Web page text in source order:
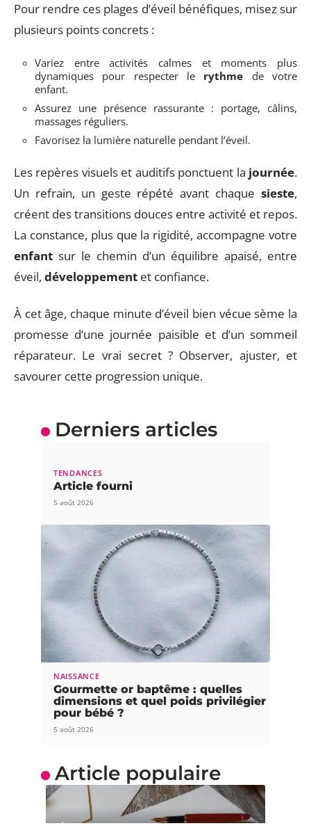
Pour rendre ces plages d’éveil bénéfiques, misez sur
plusieurs points concrets :
Variez entre activités calmes et moments plus
dynamiques pour respecter le rythme de votre
enfant.
Assurez une présence rassurante : portage, câlins,
massages réguliers.
Favorisez la lumière naturelle pendant l’éveil.
Les repères visuels et auditifs ponctuent la journée.
Un refrain, un geste répété avant chaque sieste,
créent des transitions douces entre activité et repos.
La constance, plus que la rigidité, accompagne votre
enfant sur le chemin d’un équilibre apaisé, entre
éveil, développement et confiance.
À cet âge, chaque minute d’éveil bien vécue sème la
promesse d’une journée paisible et d’un sommeil
réparateur. Le vrai secret ? Observer, ajuster, et
savourer cette progression unique.
Derniers articles
TENDANCES
Article fourni
5 août 2026
NAISSANCE
Gourmette or baptême : quelles
dimensions et quel poids privilégier
pour bébé ?
5 août 2026
Article populaire
ÉDUCATION